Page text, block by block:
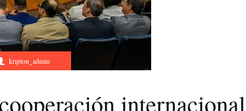
kripton_admin
internacional